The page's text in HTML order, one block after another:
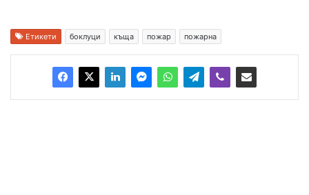
Етикети боклуци къща пожар пожарна